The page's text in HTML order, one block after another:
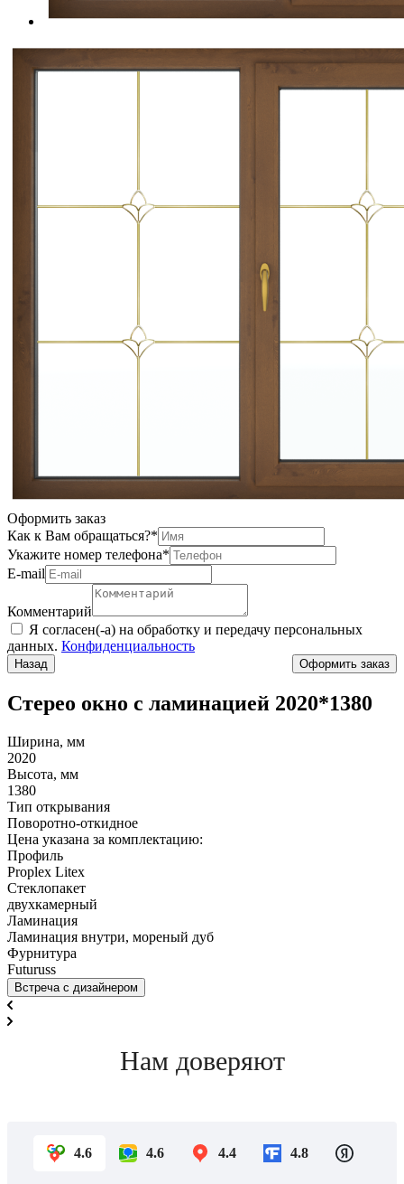
Оформить заказ
Как к Вам обращаться?*
Укажите номер телефона*
Е-mail
Комментарий
Я согласен(-а) на обработку и передачу персональных
данных. Конфиденциальность
Назад
Стерео окно с ламинацией 2020*1380
Ширина, мм
2020
Высота, мм
1380
Тип открывания
Поворотно-откидное
Цена указана за комплектацию:
Профиль
Proplex Litex
Стеклопакет
двухкамерный
Ламинация
Ламинация внутри, мореный дуб
Фурнитура
Futuruss
Встреча с дизайнером
Нам доверяют
4.6 4.6 4.4 4.8